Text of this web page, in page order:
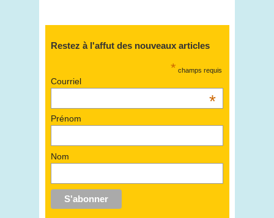
Restez à l'affut des nouveaux articles
* champs requis
Courriel
*
Prénom
Nom